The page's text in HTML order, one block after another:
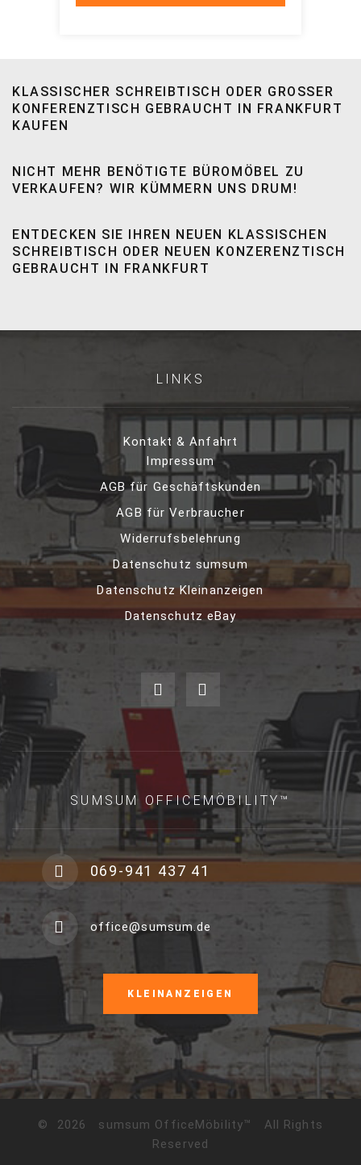
KLASSISCHER SCHREIBTISCH ODER GROSSER K
ONFERENZTISCH GEBRAUCHT IN FRANKFURT K
AUFEN
NICHT MEHR BENÖTIGTE BÜROMÖBEL ZU
VERKAUFEN? WIR KÜMMERN UNS DRUM!
ENTDECKEN SIE IHREN NEUEN KLASSISCHEN
SCHREIBTISCH ODER NEUEN KONZERENZTISCH
GEBRAUCHT IN FRANKFURT
LINKS
Kontakt & Anfahrt
Impressum
AGB für Geschäftskunden
AGB für Verbraucher
Widerrufsbelehrung
Datenschutz sumsum
Datenschutz Kleinanzeigen
Datenschutz eBay
SUMSUM OFFICEMÖBILITY™
069-941 437 41
office@sumsum.de
KLEINANZEIGEN
© 2026 sumsum OfficeMöbility™
All Rights
Reserved